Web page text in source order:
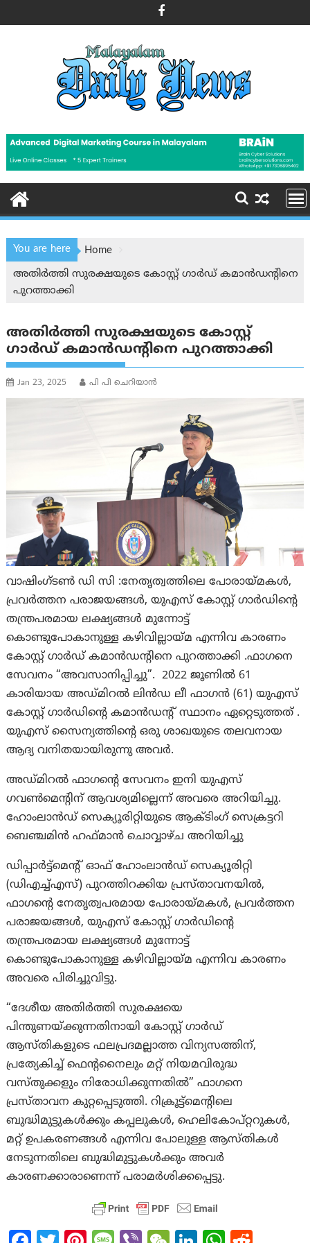
to
You are here
Home
അതിർത്തി സുരക്ഷയുടെ കോസ്റ്റ് ഗാർഡ് കമാൻഡന്റിനെ
പുറത്താക്കി
അതിർത്തി സുരക്ഷയുടെ കോസ്റ്റ്
ഗാർഡ് കമാൻഡന്റിനെ പുറത്താക്കി
Jan 23, 2025 പി പി ചെറിയാൻ
വാഷിംഗ്‌ടൺ ഡി സി :നേതൃത്വത്തിലെ പോരായ്മകൾ,
പ്രവർത്തന പരാജയങ്ങൾ, യുഎസ് കോസ്റ്റ് ഗാർഡിന്റെ
തന്ത്രപരമായ ലക്ഷ്യങ്ങൾ മുന്നോട്ട്
കൊണ്ടുപോകാനുള്ള കഴിവില്ലായ്മ എന്നിവ കാരണം
കോസ്റ്റ് ഗാർഡ് കമാൻഡന്റിനെ പുറത്താക്കി .ഫാഗനെ
സേവനം “അവസാനിപ്പിച്ചു”. 2022 ജൂണിൽ 61
കാരിയായ അഡ്മിറൽ ലിൻഡ ലീ ഫാഗൻ (61) യുഎസ്
കോസ്റ്റ് ഗാർഡിന്റെ കമാൻഡന്റ് സ്ഥാനം ഏറ്റെടുത്തത് .
യുഎസ് സൈന്യത്തിന്റെ ഒരു ശാഖയുടെ തലവനായ
ആദ്യ വനിതയായിരുന്നു അവർ.
അഡ്മിറൽ ഫാഗന്റെ സേവനം ഇനി യുഎസ്
ഗവൺമെന്റിന് ആവശ്യമില്ലെന്ന് അവരെ അറിയിച്ചു.
ഹോംലാൻഡ് സെക്യൂരിറ്റിയുടെ ആക്ടിംഗ് സെക്രട്ടറി
ബെഞ്ചമിൻ ഹഫ്മാൻ ചൊവ്വാഴ്ച അറിയിച്ചു
ഡിപ്പാർട്ട്മെന്റ് ഓഫ് ഹോംലാൻഡ് സെക്യൂരിറ്റി
(ഡിഎച്ച്എസ്) പുറത്തിറക്കിയ പ്രസ്താവനയിൽ,
ഫാഗന്റെ നേതൃത്വപരമായ പോരായ്മകൾ, പ്രവർത്തന
പരാജയങ്ങൾ, യുഎസ് കോസ്റ്റ് ഗാർഡിന്റെ
തന്ത്രപരമായ ലക്ഷ്യങ്ങൾ മുന്നോട്ട്
കൊണ്ടുപോകാനുള്ള കഴിവില്ലായ്മ എന്നിവ കാരണം
അവരെ പിരിച്ചുവിട്ടു.
“ദേശീയ അതിർത്തി സുരക്ഷയെ
പിന്തുണയ്ക്കുന്നതിനായി കോസ്റ്റ് ഗാർഡ്
ആസ്തികളുടെ ഫലപ്രദമല്ലാത്ത വിന്യസത്തിന്,
പ്രത്യേകിച്ച് ഫെന്റനൈലും മറ്റ് നിയമവിരുദ്ധ
വസ്തുക്കളും നിരോധിക്കുന്നതിൽ” ഫാഗനെ
പ്രസ്താവന കുറ്റപ്പെടുത്തി. റിക്രൂട്ട്മെന്റിലെ
ബുദ്ധിമുട്ടുകൾക്കും കപ്പലുകൾ, ഹെലികോപ്റ്ററുകൾ,
മറ്റ് ഉപകരണങ്ങൾ എന്നിവ പോലുള്ള ആസ്തികൾ
നേടുന്നതിലെ ബുദ്ധിമുട്ടുകൾക്കും അവർ
കാരണക്കാരാണെന്ന് പരാമർശിക്കപ്പെട്ടു.